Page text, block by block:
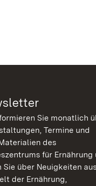
Sie monatlich
Termine und
des
für Ernährung
Sie über Neuigkeiten
der Ernährung,